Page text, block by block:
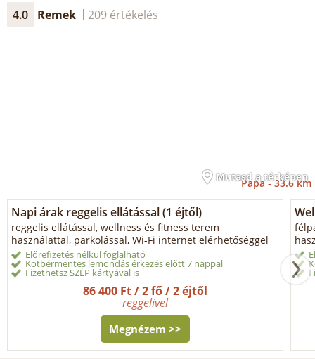
4.0 Remek 209 értékelés
Mutasd a térképen
Pápa -33.6 km
Napi árak reggelis ellátással (1 éjtől)
reggelis ellátással, wellness és fitness terem
használattal, parkolással, Wi-Fi internet elérhetőséggel
Előrefizetés nélkül foglalható
Kötbérmentes lemondás érkezés előtt 7 nappal
Fizethetsz SZÉP kártyával is
86 400 Ft / 2 fő / 2 éjtől
reggelivel
Megnézem >>